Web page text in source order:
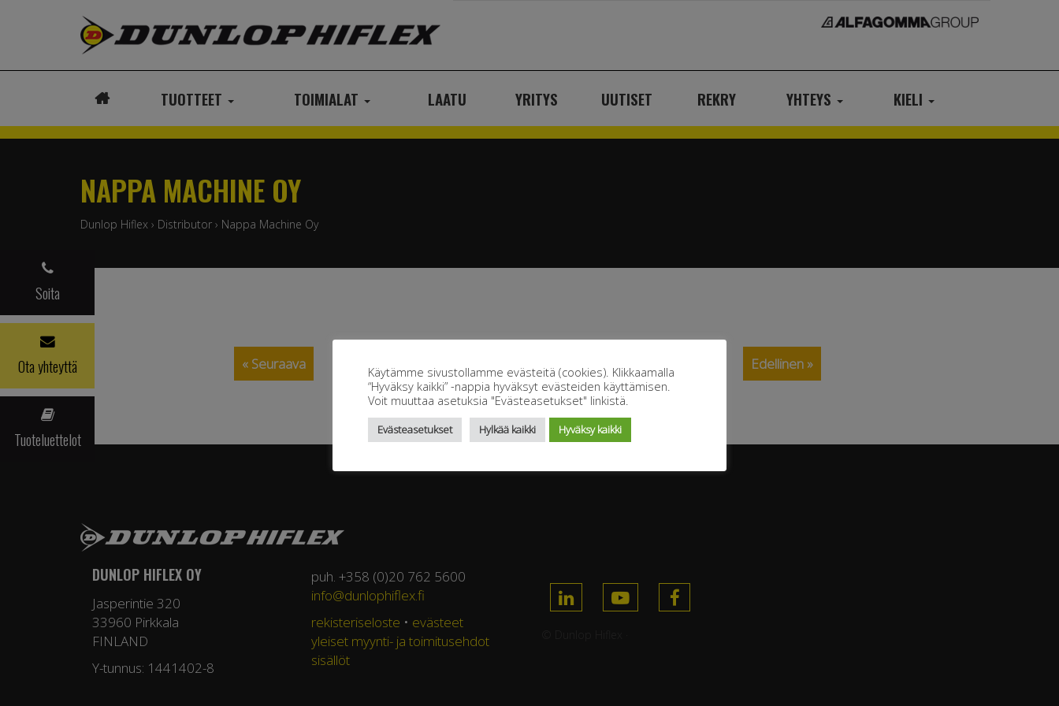
TUOTTEET TOIMIALAT LAATU YRITYS UUTISET REKRY YHTEYS KIELI
Soita
Ota yhteyttä
Tuoteluettelot
NAPPA MACHINE OY
Dunlop Hiflex › Distributor › Nappa Machine Oy
Edellinen »
« Seuraava
DUNLOP HIFLEX OY
Jasperintie 320
33960 Pirkkala
FINLAND
Y-tunnus: 1441402-8
puh. +358 (0)20 762 5600
info@dunlophiflex.fi
rekisteriseloste • evästeet
yleiset myynti- ja toimitusehdot
sisällöt
Käytämme sivustollamme evästeitä (cookies). Klikkaamalla
“Hyväksy kaikki” -nappia hyväksyt evästeiden käyttämisen.
Voit muuttaa asetuksia "Evästeasetukset" linkistä.
Evästeasetukset Hylkää kaikki Hyväksy kaikki